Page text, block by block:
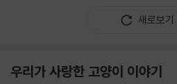
새로보기
우리가 사랑한 고양이 이야기